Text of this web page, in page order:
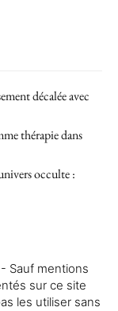
décalée avec
thérapie dans
occulte :
Sauf mentions
sur ce site
les utiliser sans